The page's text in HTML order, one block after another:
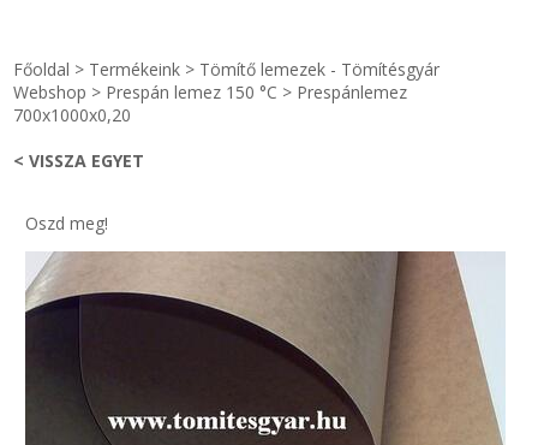
KULCSTARTÓ - KULCSKARIKA videók
Egyedi gyártás
Főoldal > Termékeink > Tömítő lemezek - Tömítésgyár
Webshop > Prespán lemez 150 °C > Prespánlemez
700x1000x0,20
< VISSZA EGYET
Oszd meg!